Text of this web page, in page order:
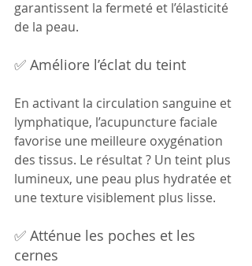
garantissent la fermeté et l’élasticité
de la peau.
✅ Améliore l’éclat du teint
En activant la circulation sanguine et
lymphatique, l’acupuncture faciale
favorise une meilleure oxygénation
des tissus. Le résultat ? Un teint plus
lumineux, une peau plus hydratée et
une texture visiblement plus lisse.
✅ Atténue les poches et les
cernes